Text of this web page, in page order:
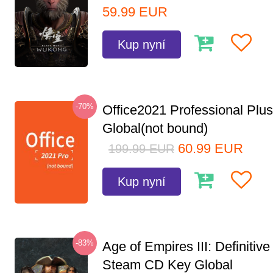
59.99 EUR
Kup nyní
-70%
Office2021 Professional
Global(not bound)
199.99 EUR 60.99 EUR
Kup nyní
-83%
Age of Empires III:
Steam CD Key Global